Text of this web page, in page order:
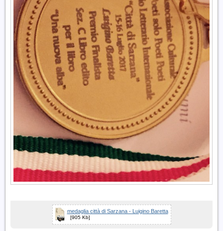
medaglia città di Sarzana - Luigino Baretta
[905 Kb]